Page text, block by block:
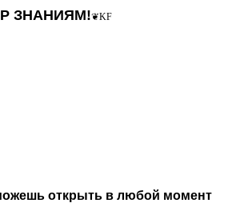
ЗНАНИЯМ!❦KF
открыть в любой момент